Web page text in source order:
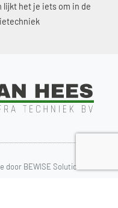
lijkt het je iets om in de
door BEWISE Solutions